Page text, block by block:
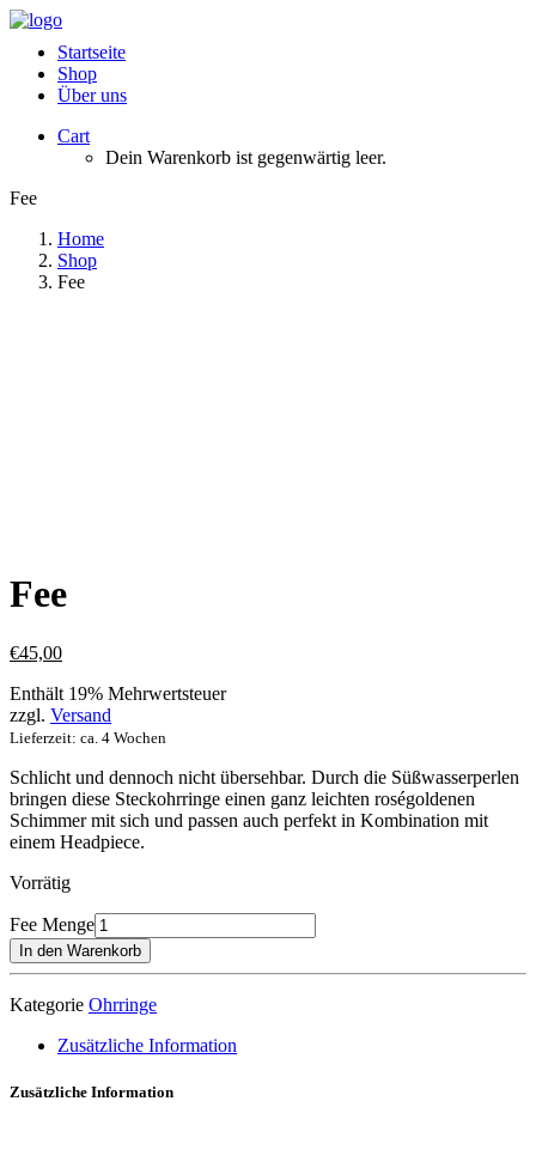
Startseite
Shop
Über uns
Cart
Dein Warenkorb ist gegenwärtig leer.
Fee
Home
Shop
Fee
Fee
€45,00
Enthält 19% Mehrwertsteuer
zzgl. Versand
Lieferzeit: ca. 4 Wochen
Schlicht und dennoch nicht übersehbar. Durch die Süßwasserperlen
bringen diese Steckohrringe einen ganz leichten roségoldenen
Schimmer mit sich und passen auch perfekt in Kombination mit
einem Headpiece.
Vorrätig
Fee Menge
In den Warenkorb
Kategorie Ohrringe
Zusätzliche Information
Zusätzliche Information